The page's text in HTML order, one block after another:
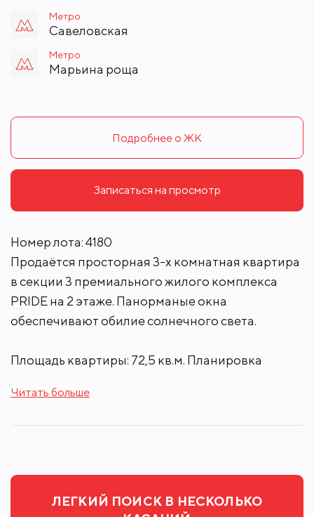
Метро
Савеловская
Метро
Марьина роща
Подробнее о ЖК
Записаться на просмотр
Номер лота: 4180
Продаётся просторная 3-х комнатная квартира
в секции 3 премиального жилого комплекса
PRIDE на 2 этаже. Панорманые окна
обеспечивают обилие солнечного света.
Площадь квартиры: 72,5 кв.м. Планировка
санузла и гардеробную.
приватные благоустроенные дворы,
прогулочный променад с площадками для
Читать больше
ЛЕГКИЙ ПОИСК В НЕСКОЛЬКО